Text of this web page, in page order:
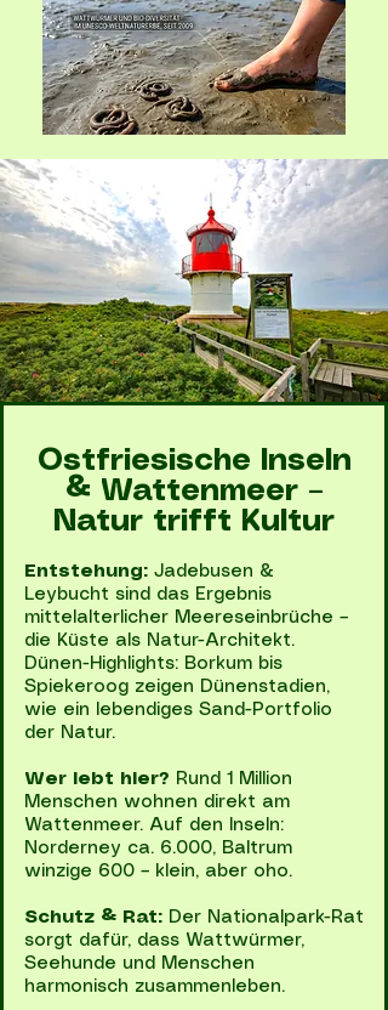
Ostfriesische Inseln
& Wattenmeer –
Natur trifft Kultur
Entstehung: Jadebusen &
Leybucht sind das Ergebnis
mittelalterlicher Meereseinbrüche –
die Küste als Natur-Architekt.
Dünen-Highlights: Borkum bis
Spiekeroog zeigen Dünenstadien,
wie ein lebendiges Sand-Portfolio
der Natur.
Wer lebt hier? Rund 1 Million
Menschen wohnen direkt am
Wattenmeer. Auf den Inseln:
Norderney ca. 6.000, Baltrum
winzige 600 – klein, aber oho.
Schutz & Rat: Der Nationalpark-Rat
sorgt dafür, dass Wattwürmer,
Seehunde und Menschen
harmonisch zusammenleben.